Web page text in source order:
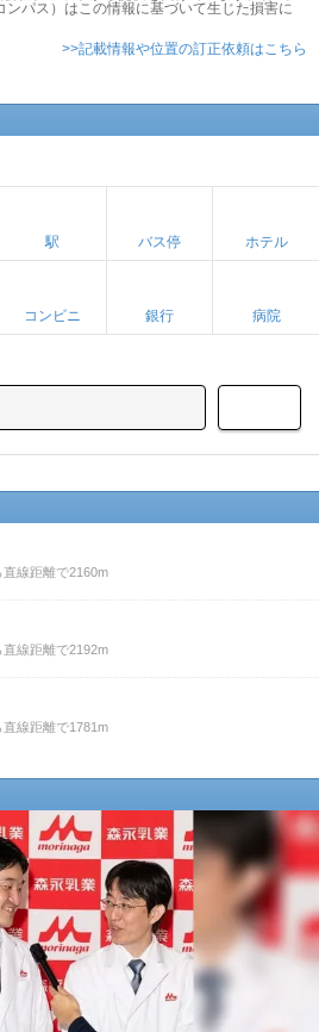
ンパス）はこの情報に基づいて生じた損害に
>>記載情報や位置の訂正依頼はこちら
駅 バス停 ホテル
コンビニ 銀行 病院
線距離で2160m
線距離で2192m
線距離で1781m